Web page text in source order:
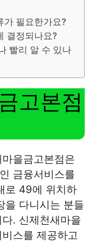
가 필요한가요?
결정되나요?
빨리 알 수 있나
고본점
을금고본점은
금융서비스를
로 49에 위치하
을 다니시는 분들
. 신제천새마을
스를 제공하고